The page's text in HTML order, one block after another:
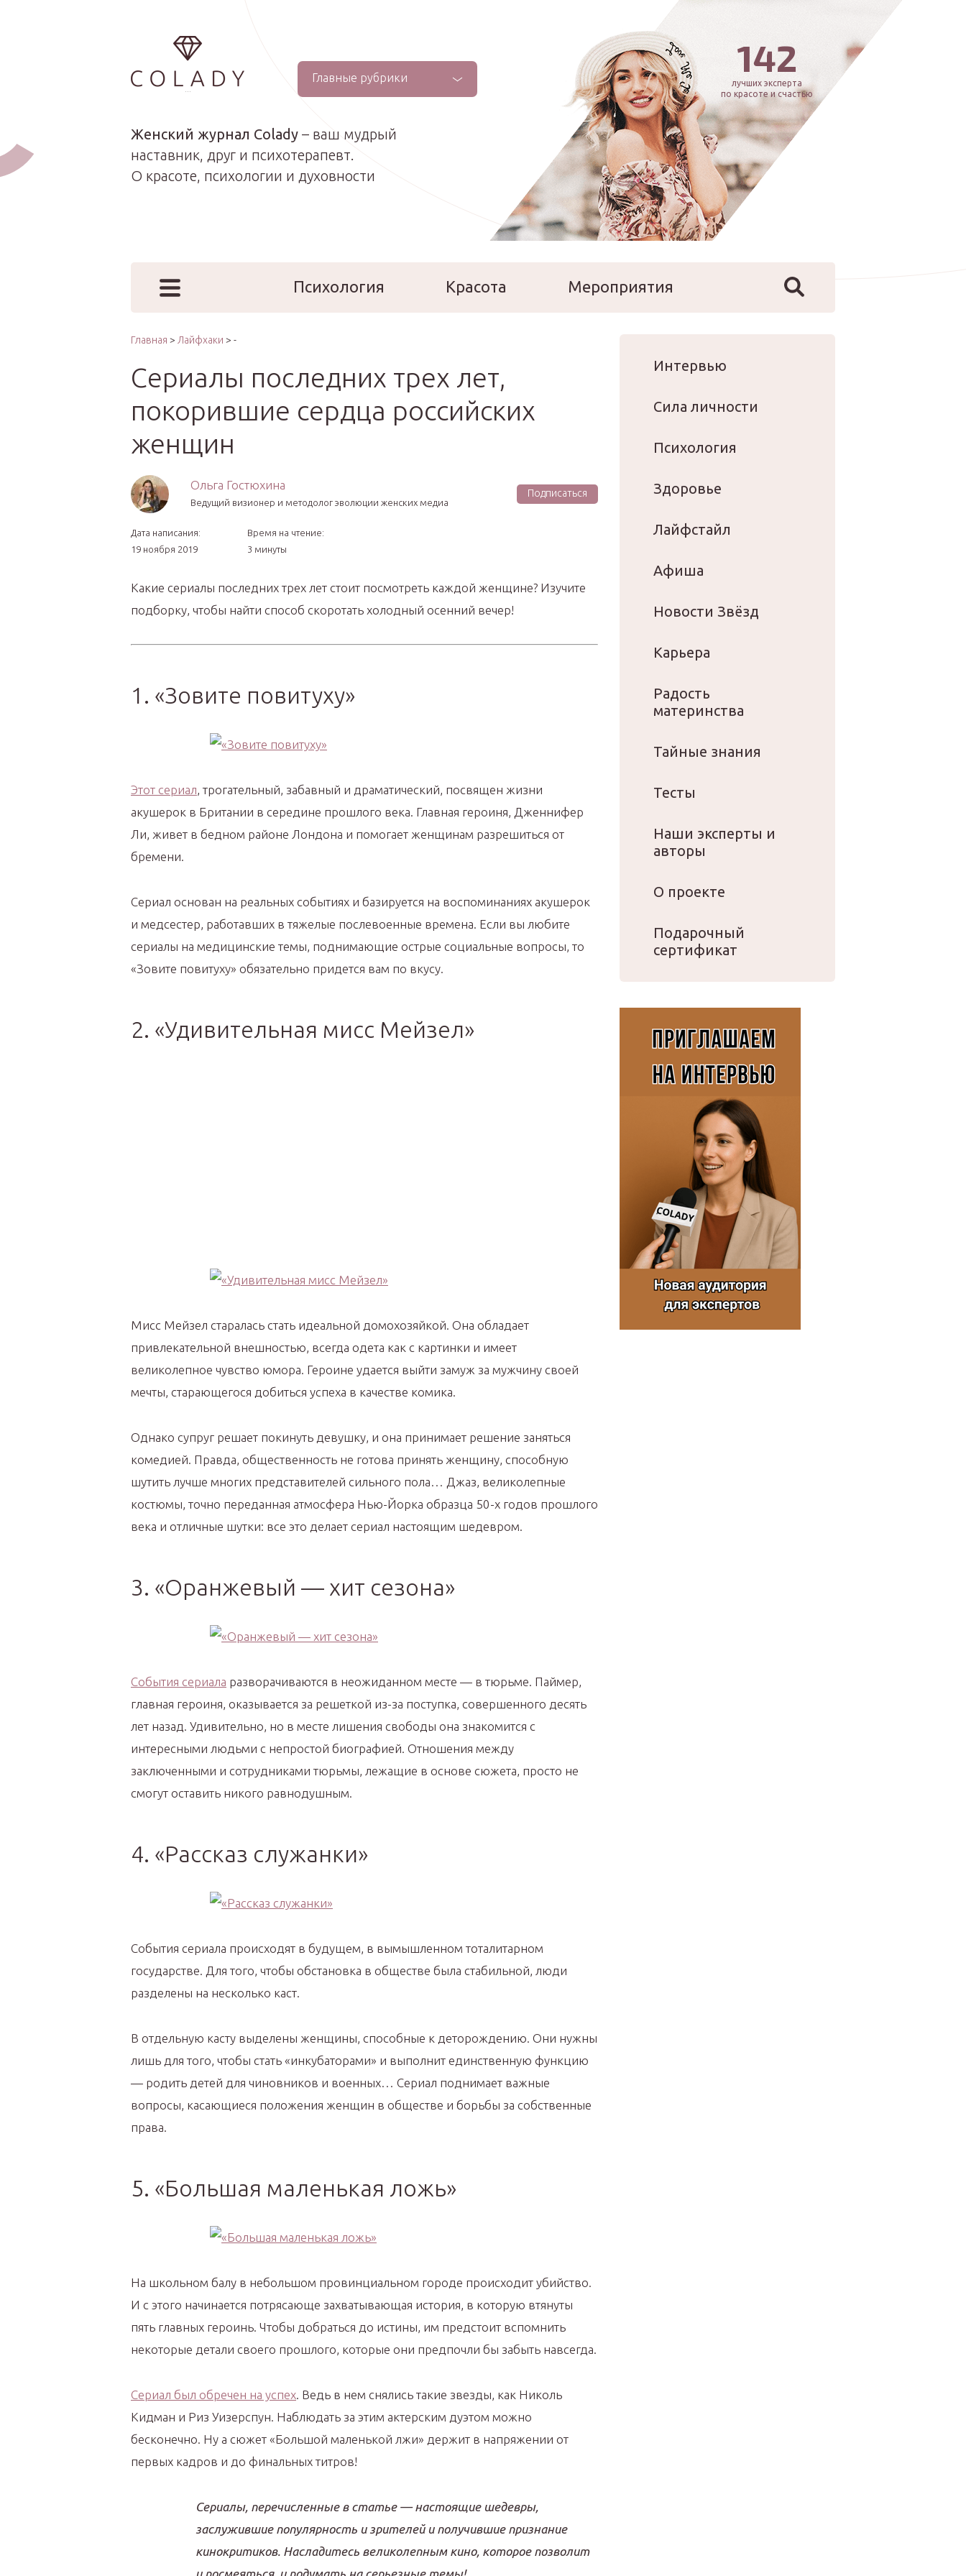
...
Главные рубрики
Женский журнал Colady – ваш мудрый
наставник, друг и психотерапевт.
О красоте, психологии и духовности
142
лучших эксперта
по красоте и счастью
Психология Красота
Мероприятия
Главная > Лайфхаки > -
Сериалы последних трех лет,
покорившие сердца российских
женщин
Ольга Гостюхина
Ведущий визионер и методолог эволюции женских медиа
Подписаться
Дата написания:
19 ноября 2019
Время на чтение:
3 минуты
Какие сериалы последних трех лет стоит посмотреть каждой женщине? Изучите
подборку, чтобы найти способ скоротать холодный осенний вечер!
1. «Зовите повитуху»
Этот сериал, трогательный, забавный и драматический, посвящен жизни
акушерок в Британии в середине прошлого века. Главная героиня, Дженнифер
Ли, живет в бедном районе Лондона и помогает женщинам разрешиться от
бремени.
Сериал основан на реальных событиях и базируется на воспоминаниях акушерок
и медсестер, работавших в тяжелые послевоенные времена. Если вы любите
сериалы на медицинские темы, поднимающие острые социальные вопросы, то
«Зовите повитуху» обязательно придется вам по вкусу.
2. «Удивительная мисс Мейзел»
Мисс Мейзел старалась стать идеальной домохозяйкой. Она обладает
привлекательной внешностью, всегда одета как с картинки и имеет
великолепное чувство юмора. Героине удается выйти замуж за мужчину своей
мечты, старающегося добиться успеха в качестве комика.
Однако супруг решает покинуть девушку, и она принимает решение заняться
комедией. Правда, общественность не готова принять женщину, способную
шутить лучше многих представителей сильного пола… Джаз, великолепные
костюмы, точно переданная атмосфера Нью-Йорка образца 50-х годов прошлого
века и отличные шутки: все это делает сериал настоящим шедевром.
3. «Оранжевый — хит сезона»
События сериала разворачиваются в неожиданном месте — в тюрьме. Паймер,
главная героиня, оказывается за решеткой из-за поступка, совершенного десять
лет назад. Удивительно, но в месте лишения свободы она знакомится с
интересными людьми с непростой биографией. Отношения между
заключенными и сотрудниками тюрьмы, лежащие в основе сюжета, просто не
смогут оставить никого равнодушным.
4. «Рассказ служанки»
События сериала происходят в будущем, в вымышленном тоталитарном
государстве. Для того, чтобы обстановка в обществе была стабильной, люди
разделены на несколько каст.
В отдельную касту выделены женщины, способные к деторождению. Они нужны
лишь для того, чтобы стать «инкубаторами» и выполнит единственную функцию
— родить детей для чиновников и военных… Сериал поднимает важные
вопросы, касающиеся положения женщин в обществе и борьбы за собственные
права.
5. «Большая маленькая ложь»
На школьном балу в небольшом провинциальном городе происходит убийство.
И с этого начинается потрясающе захватывающая история, в которую втянуты
пять главных героинь. Чтобы добраться до истины, им предстоит вспомнить
некоторые детали своего прошлого, которые они предпочли бы забыть навсегда.
Сериал был обречен на успех. Ведь в нем снялись такие звезды, как Николь
Кидман и Риз Уизерспун. Наблюдать за этим актерским дуэтом можно
бесконечно. Ну а сюжет «Большой маленькой лжи» держит в напряжении от
первых кадров и до финальных титров!
Сериалы, перечисленные в статье — настоящие шедевры,
заслужившие популярность и зрителей и получившие признание
кинокритиков. Насладитесь великолепным кино, которое позволит
Интервью
Сила личности
Психология
Здоровье
Лайфстайл
Афиша
Новости Звёзд
Карьера
Радость
материнства
Тайные знания
Тесты
Наши эксперты и
авторы
О проекте
Подарочный
сертификат